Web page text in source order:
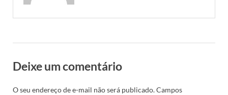
Deixe um comentário
O seu endereço de e-mail não será publicado.Campos